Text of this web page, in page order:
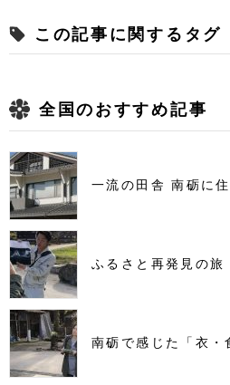
この記事に関するタグ
全国のおすすめ記事
一流の田舎 南砺に
ふるさと再発見の旅
南砺で感じた「衣・